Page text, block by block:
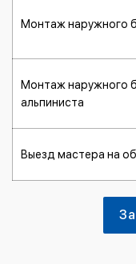
Монтаж наружного
Монтаж наружного
альпиниста
Выезд мастера на